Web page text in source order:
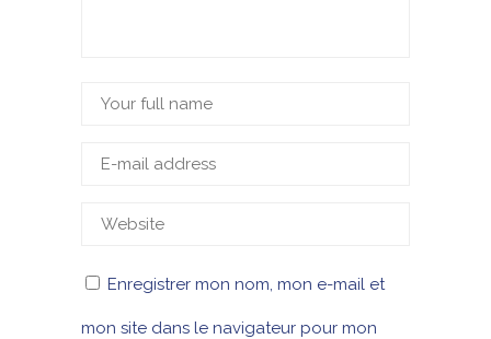
Enregistrer mon nom, mon e-mail et
mon site dans le navigateur pour mon